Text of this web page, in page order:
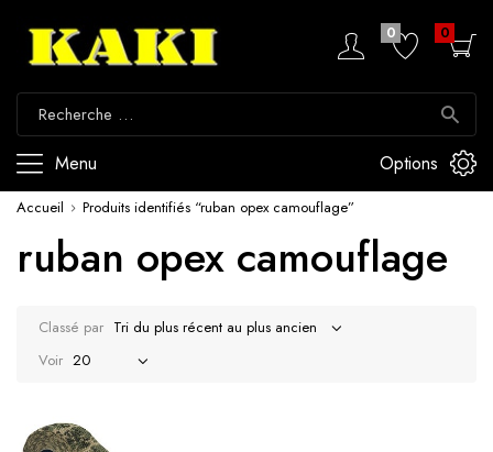
Menu Options
0 0
Accueil Produits identifiés “ruban opex camouflage”
ruban opex camouflage
Classé par
Voir